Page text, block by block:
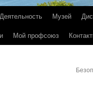
Деятельность Музей
Мой профсоюз